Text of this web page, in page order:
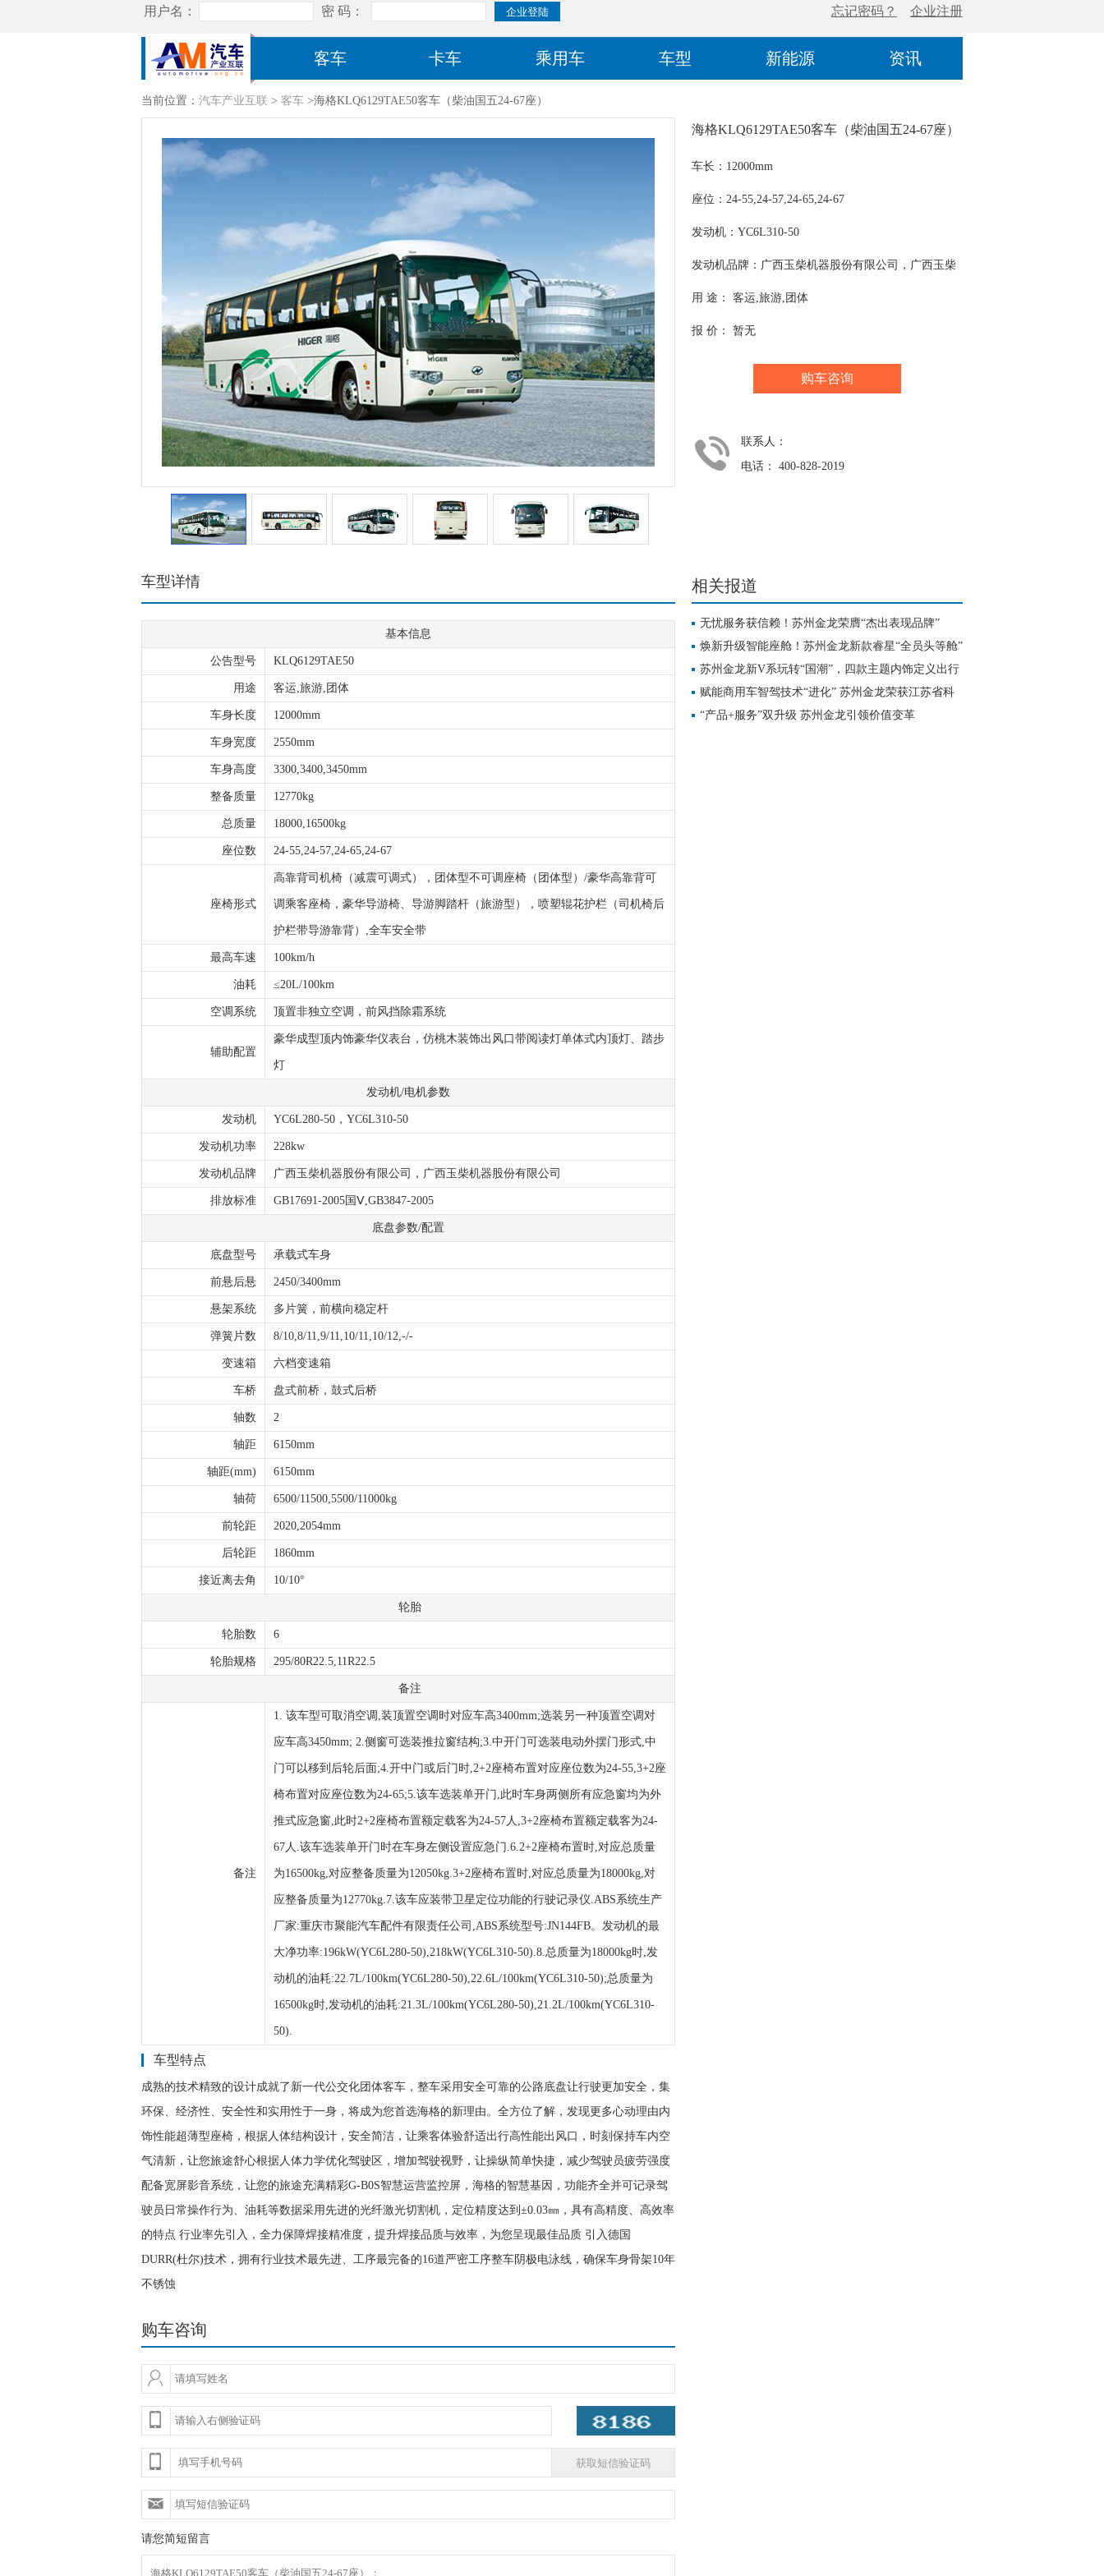
客车 卡车 乘用车 车型 新能源 资讯
当前位置： 汽车产业互联 > 客车 >海格KLQ6129TAE50客车（柴油国五24-67座）
车型详情
基本信息
公告型号 KLQ6129TAE50
用途 客运,旅游,团体
车身长度 12000mm
车身宽度 2550mm
车身高度 3300,3400,3450mm
整备质量 12770kg
总质量 18000,16500kg
座位数 24-55,24-57,24-65,24-67
座椅形式
高靠背司机椅（减震可调式），团体型不可调座椅（团体型）/豪华高靠背可
调乘客座椅，豪华导游椅、导游脚踏杆（旅游型），喷塑辊花护栏（司机椅后
护栏带导游靠背）,全车安全带
最高车速 100km/h
油耗 ≤20L/100km
空调系统 顶置非独立空调，前风挡除霜系统
辅助配置
豪华成型顶内饰豪华仪表台，仿桃木装饰出风口带阅读灯单体式内顶灯、踏步
灯
发动机/电机参数
发动机 YC6L280-50，YC6L310-50
发动机功率 228kw
发动机品牌 广西玉柴机器股份有限公司，广西玉柴机器股份有限公司
排放标准 GB17691-2005国Ⅴ,GB3847-2005
底盘参数/配置
底盘型号 承载式车身
前悬后悬 2450/3400mm
悬架系统 多片簧，前横向稳定杆
弹簧片数 8/10,8/11,9/11,10/11,10/12,-/-
变速箱 六档变速箱
车桥 盘式前桥，鼓式后桥
轴数 2
轴距 6150mm
轴距(mm) 6150mm
轴荷 6500/11500,5500/11000kg
前轮距 2020,2054mm
后轮距 1860mm
接近离去角 10/10°
轮胎
轮胎数 6
轮胎规格 295/80R22.5,11R22.5
备注
备注
1. 该车型可取消空调,装顶置空调时对应车高3400mm;选装另一种顶置空调对
应车高3450mm; 2.侧窗可选装推拉窗结构;3.中开门可选装电动外摆门形式,中
门可以移到后轮后面;4.开中门或后门时,2+2座椅布置对应座位数为24-55,3+2座
椅布置对应座位数为24-65;5.该车选装单开门,此时车身两侧所有应急窗均为外
推式应急窗,此时2+2座椅布置额定载客为24-57人,3+2座椅布置额定载客为24-
67人.该车选装单开门时在车身左侧设置应急门.6.2+2座椅布置时,对应总质量
为16500kg,对应整备质量为12050kg.3+2座椅布置时,对应总质量为18000kg,对
应整备质量为12770kg.7.该车应装带卫星定位功能的行驶记录仪.ABS系统生产
厂家:重庆市聚能汽车配件有限责任公司,ABS系统型号:JN144FB。发动机的最
大净功率:196kW(YC6L280-50),218kW(YC6L310-50).8.总质量为18000kg时,发
动机的油耗:22.7L/100km(YC6L280-50),22.6L/100km(YC6L310-50);总质量为
16500kg时,发动机的油耗:21.3L/100km(YC6L280-50),21.2L/100km(YC6L310-
50).
车型特点
成熟的技术精致的设计成就了新一代公交化团体客车，整车采用安全可靠的公路底盘让行驶更加安全，集
环保、经济性、安全性和实用性于一身，将成为您首选海格的新理由。全方位了解，发现更多心动理由内
饰性能超薄型座椅，根据人体结构设计，安全简洁，让乘客体验舒适出行高性能出风口，时刻保持车内空
气清新，让您旅途舒心根据人体力学优化驾驶区，增加驾驶视野，让操纵简单快捷，减少驾驶员疲劳强度
配备宽屏影音系统，让您的旅途充满精彩G-B0S智慧运营监控屏，海格的智慧基因，功能齐全并可记录驾
驶员日常操作行为、油耗等数据采用先进的光纤激光切割机，定位精度达到±0.03㎜，具有高精度、高效率
的特点 行业率先引入，全力保障焊接精准度，提升焊接品质与效率，为您呈现最佳品质 引入德国
DURR(杜尔)技术，拥有行业技术最先进、工序最完备的16道严密工序整车阴极电泳线，确保车身骨架10年
不锈蚀
购车咨询
请您简短留言
海格KLQ6129TAE50客车（柴油国五24-67座）
车长：12000mm
座位：24-55,24-57,24-65,24-67
发动机：YC6L310-50
发动机品牌：广西玉柴机器股份有限公司，广西玉柴
机器股份有限公司
用 途： 客运,旅游,团体
报 价： 暂无
购车咨询
联系人：
电话： 400-828-2019
相关报道
无忧服务获信赖！苏州金龙荣膺“杰出表现品牌”
焕新升级智能座舱！苏州金龙新款睿星“全员头等舱”
苏州金龙新V系玩转“国潮”，四款主题内饰定义出行
新美学
赋能商用车智驾技术“进化” 苏州金龙荣获江苏省科
学技术奖二等奖
“产品+服务”双升级 苏州金龙引领价值变革